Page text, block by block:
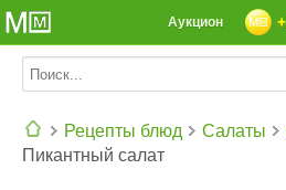
Аукцион
Рецепты блюд Салаты
Пикантный салат